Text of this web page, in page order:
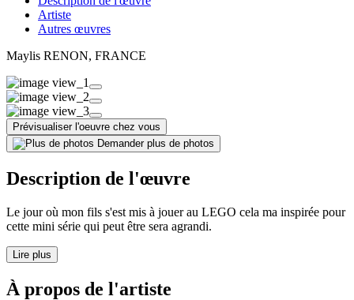
Artiste
Autres œuvres
Maylis RENON, FRANCE
Prévisualiser l'oeuvre chez vous
Demander plus de photos
Description de l'œuvre
Le jour où mon fils s'est mis à jouer au LEGO cela ma inspirée pour
cette mini série qui peut être sera agrandi.
Lire plus
À propos de l'artiste